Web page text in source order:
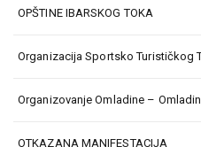
OPŠTINE IBARSKOG TOKA
Organizacija Sportsko Turističkog
Organizovanje Omladine –
OTKAZANA MANIFESTACIJA